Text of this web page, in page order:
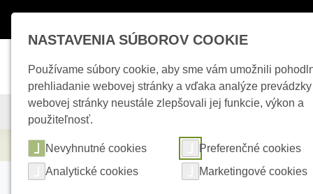
KAMEROVÉ SYSTÉMY ZABEZPEČOVACIE SYSTÉMY
Kamerové systémy HIKVISION DS-
NASTAVENIA SÚBOROV COOKIE
Používame súbory cookie, aby sme vám umožnili
prehliadanie webovej stránky a vďaka analýze prevádzky
webovej stránky neustále zlepšovali jej funkcie, výkon a
použiteľnosť.
Nevyhnutné cookies
Preferenčné cookies
Analytické cookies
Marketingové cookies